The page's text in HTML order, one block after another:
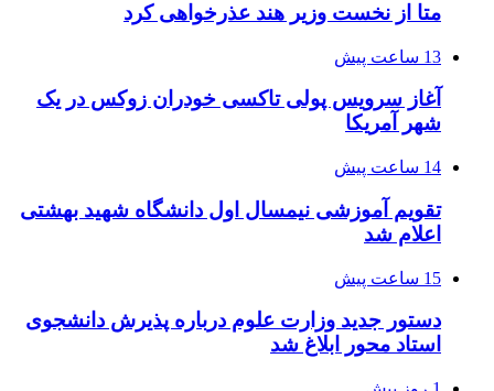
متا از نخست وزیر هند عذرخواهی کرد
13 ساعت پیش
آغاز سرویس پولی تاکسی خودران زوکس در یک
شهر آمریکا
14 ساعت پیش
تقویم آموزشی نیمسال اول دانشگاه شهید بهشتی
اعلام شد
15 ساعت پیش
دستور جدید وزارت علوم درباره پذیرش دانشجوی
استاد محور ابلاغ شد